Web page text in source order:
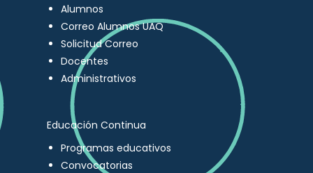
Alumnos
Correo Alumnos UAQ
Solicitud Correo
Docentes
Administrativos
Educación Continua
Programas educativos
Convocatorias